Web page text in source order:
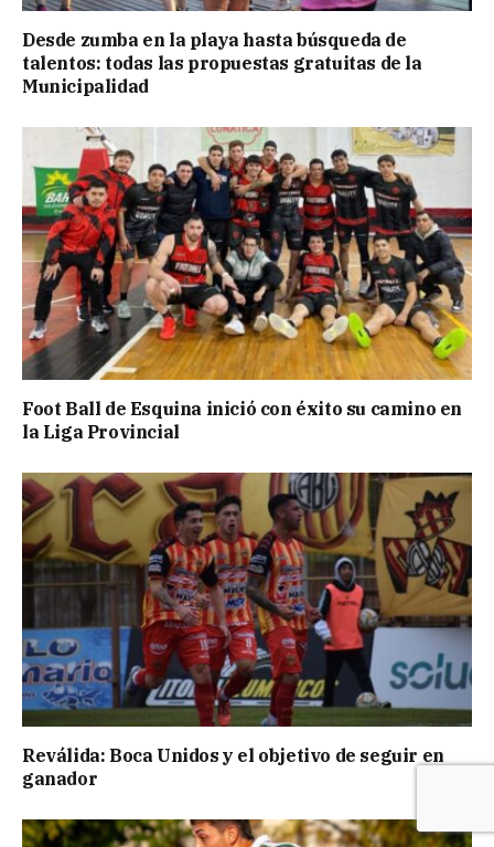
Desde zumba en la playa hasta búsqueda de
talentos: todas las propuestas gratuitas de la
Municipalidad
Foot Ball de Esquina inició con éxito su camino en
la Liga Provincial
Reválida: Boca Unidos y el objetivo de seguir en
ganador